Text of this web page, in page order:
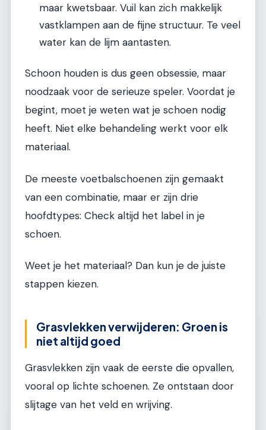
maar kwetsbaar. Vuil kan zich makkelijk
vastklampen aan de fijne structuur. Te veel
water kan de lijm aantasten.
Schoon houden is dus geen obsessie, maar
noodzaak voor de serieuze speler. Voordat je
begint, moet je weten wat je schoen nodig
heeft. Niet elke behandeling werkt voor elk
materiaal.
De meeste voetbalschoenen zijn gemaakt
van een combinatie, maar er zijn drie
hoofdtypes: Check altijd het label in je
schoen.
Weet je het materiaal? Dan kun je de juiste
stappen kiezen.
Grasvlekken verwijderen: Groen is
niet altijd goed
Grasvlekken zijn vaak de eerste die opvallen,
vooral op lichte schoenen. Ze ontstaan door
slijtage van het veld en wrijving.